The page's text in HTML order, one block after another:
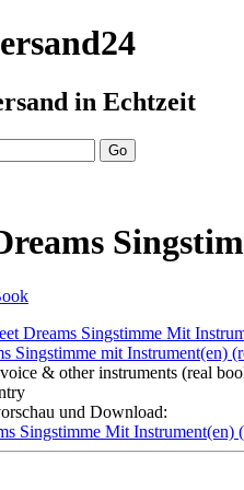
in Echtzeit
Dreams Singstimme Mit
& other instruments (real
und Download:
Singstimme Mit